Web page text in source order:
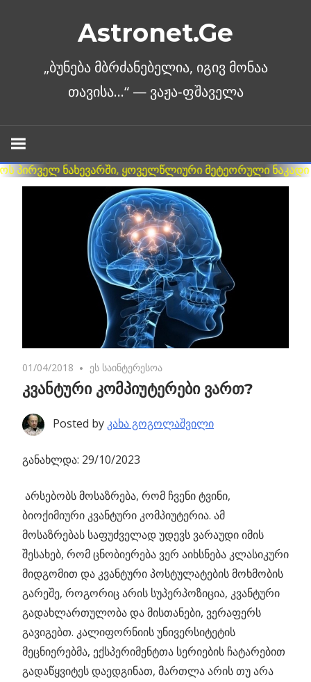
Astronet.Ge
01/04/2018 No comments
ეს საინტერესოა
კვანტური კომპიუტერები ვართ?
Posted by კახა გოგოლაშვილი
განახლდა: 29/10/2023
არსებობს მოსაზრება, რომ ჩვენი ტვინი,
ბიოქიმიური კვანტური კომპიუტერია. ამ
მოსაზრებას საფუძველად უდევს ვარაუდი იმის
შესახებ, რომ ცნობიერება ვერ აიხსნება კლასიკური
მიდგომით და კვანტური პოსტულატების მოხმობის
გარეშე, როგორიც არის სუპერპოზიცია, კვანტური
გადახლართულობა და მისთანები, ვერაფერს
გავიგებთ. კალიფორნიის უნივერსიტეტის
მეცნიერებმა, ექსპერიმენტთა სერიების ჩატარებით
გადაწყვიტეს დაედგინათ, მართლა არის თუ არა